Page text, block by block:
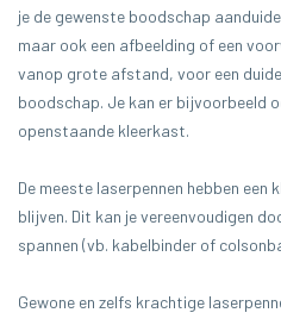
je de gewenste boodschap
maar ook een afbeelding of een
vanop grote afstand, voor een
boodschap. Je kan er bijvoorbeeld
openstaande kleerkast.
De meeste laserpennen hebben
blijven. Dit kan je vereenvoudigen
spannen (vb. kabelbinder of
Gewone en zelfs krachtige